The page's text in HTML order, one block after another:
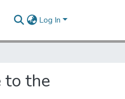
Log In
to the